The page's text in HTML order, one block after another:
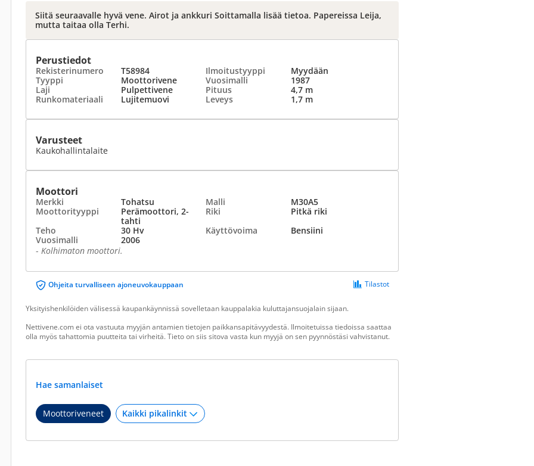
Siitä seuraavalle hyvä vene. Airot ja ankkuri Soittamalla lisää tietoa. Papereissa Leija,
mutta taitaa olla Terhi.
Perustiedot
Rekisterinumero T58984 Ilmoitustyyppi
Myydään
Tyyppi
Moottorivene Vuosimalli
1987
Laji
Pulpettivene Pituus
4,7 m
Runkomateriaali
Lujitemuovi Leveys 1,7 m
Varusteet
Kaukohallintalaite
Moottori
Merkki Tohatsu Malli
M30A5
Moottorityyppi
Perämoottori, 2-
tahti
Riki
Pitkä riki
Teho
30 Hv Käyttövoima
Bensiini
Vuosimalli
2006
- Kolhimaton moottori.
Ohjeita turvalliseen ajoneuvokauppaan Tilastot
Yksityishenkilöiden välisessä kaupankäynnissä sovelletaan kauppalakia kuluttajansuojalain sijaan.
Nettivene.com ei ota vastuuta myyjän antamien tietojen paikkansapitävyydestä. Ilmoitetuissa tiedoissa saattaa
olla myös tahattomia puutteita tai virheitä. Tieto on siis sitova vasta kun myyjä on sen pyynnöstäsi vahvistanut.
Hae samanlaiset
Moottoriveneet